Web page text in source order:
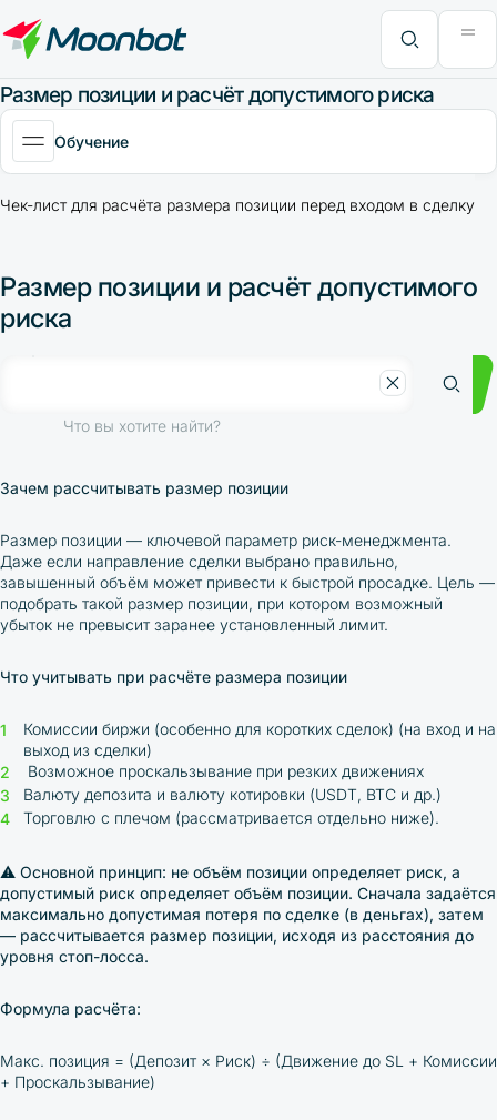
MoonBonus
Дополнительно
Книга
Размер позиции и расчёт допустимого риска
Обучение
Чек-лист для расчёта размера позиции перед входом в сделку
Размер позиции и расчёт допустимого
риска
Что вы хотите найти?
Зачем рассчитывать размер позиции
Размер позиции — ключевой параметр риск-менеджмента.
Даже если направление сделки выбрано правильно,
завышенный объём может привести к быстрой просадке. Цель —
подобрать такой размер позиции, при котором возможный
убыток не превысит заранее установленный лимит.
Что учитывать при расчёте размера позиции
Комиссии биржи (особенно для коротких сделок) (на вход и на
выход из сделки)
Возможное проскальзывание при резких движениях
Валюту депозита и валюту котировки (USDT, BTC и др.)
Торговлю с плечом (рассматривается отдельно ниже).
⚠️ Основной принцип: не объём позиции определяет риск, а
допустимый риск определяет объём позиции. Сначала задаётся
максимально допустимая потеря по сделке (в деньгах), затем
— рассчитывается размер позиции, исходя из расстояния до
уровня стоп-лосса.
Формула расчёта:
Макс. позиция = (Депозит × Риск) ÷ (Движение до SL + Комиссии
+ Проскальзывание)